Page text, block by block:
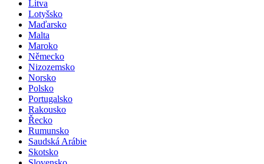
Litva
Lotyšsko
Maďarsko
Malta
Maroko
Německo
Nizozemsko
Norsko
Polsko
Portugalsko
Rakousko
Řecko
Rumunsko
Saudská Arábie
Skotsko